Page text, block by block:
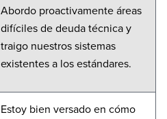
Abordo proactivamente áreas
difíciles de deuda técnica y
traigo nuestros sistemas
existentes a los estándares.
Estoy bien versado en cómo